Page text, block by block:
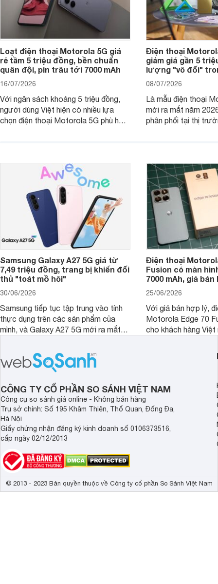
Loạt điện thoại Motorola 5G giá
rẻ tầm 5 triệu đồng, bền chuẩn
quân đội, pin trâu tới 7000 mAh
16/07/2026
Với ngân sách khoảng 5 triệu đồng,
người dùng Việt hiện có nhiều lựa
chọn điện thoại Motorola 5G phù hợp
Điện thoại
giảm giá gần 5
lượng "vô đối"
08/07/2026
Là mẫu điện thoại
mới ra mắt năm
phân phối tại thị
trình giảm giá hấp
thêm một lựa chọn
người dùng Việt.
Samsung Galaxy A27 5G giá từ
7,49 triệu đồng, trang bị khiến đối
thủ "toát mồ hôi"
30/06/2026
Samsung tiếp tục tập trung vào tính
thực dụng trên các sản phẩm của
mình, và Galaxy A27 5G mới ra mắt
tới cho người dùng một thiết bị chất
lượng với nhiều trang bị ấn tượng và
độ bền bỉ cho nhu cầu sử dụng lâu
dài.
Điện thoại
Fusion có màn
7000 mAh, giá
25/06/2026
Với giá bán hợp lý,
Motorola Edge 70
cho khách hàng Việt
trang bị hiện đại
CÔNG TY CỔ PHẦN SO SÁNH VIỆT NAM
Công cụ so sánh giá online - Không bán hàng
Trụ sở chính: Số 195 Khâm Thiên, Thổ Quan, Đống Đa,
Hà Nội
Giấy chứng nhận đăng ký kinh doanh số 0106373516,
cấp ngày 02/12/2013
© 2013 - 2023 Bản quyền thuộc về Công ty cổ phần So Sánh Việt Nam